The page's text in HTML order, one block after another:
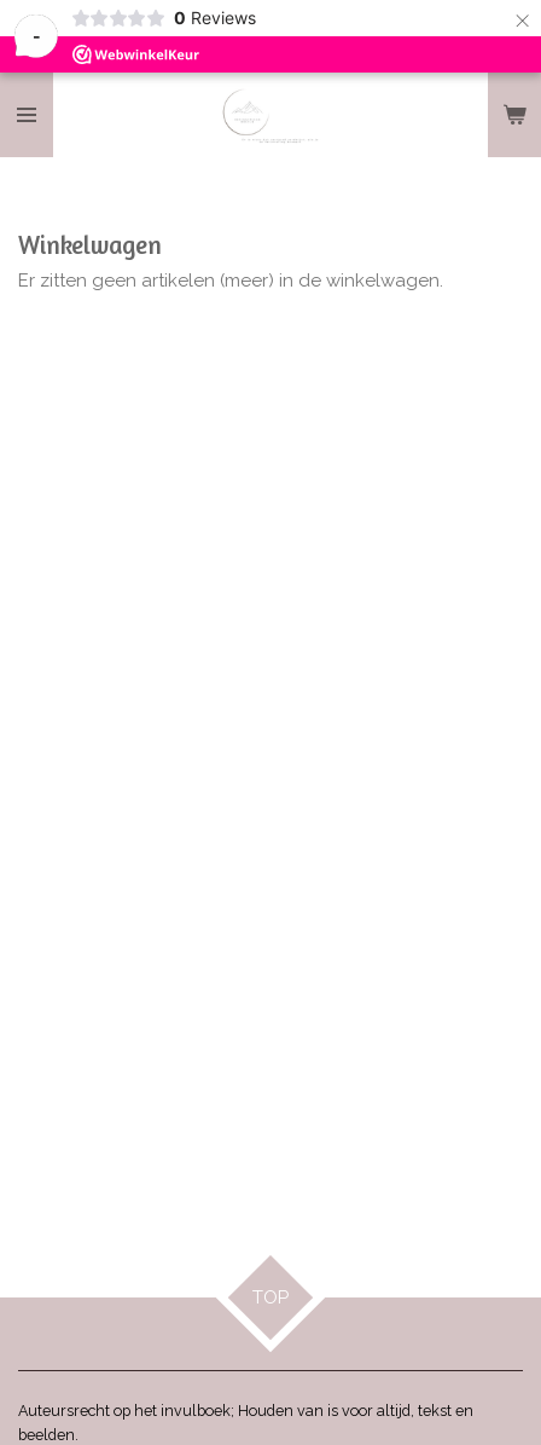
-
0 Reviews ×
Winkelwagen
Er zitten geen artikelen (meer) in de winkelwagen.
TOP
Auteursrecht op het invulboek; Houden van is voor altijd, tekst en
beelden.